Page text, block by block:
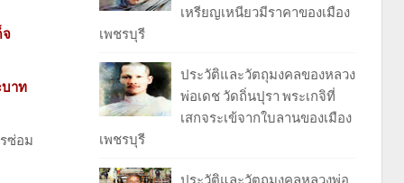
าท
ซ่อม
เหรียญเหนียวมีราคาของเมือง
เพชรบุรี
ประวัติและวัตถุมงคลของหลวง
พ่อเดช วัดถิ่นปุรา พระเกจิที่
เสกจระเข้จากใบลานของเมือง
เพชรบุรี
ประวัติและวัตถุมงคลหลวงพ่อ